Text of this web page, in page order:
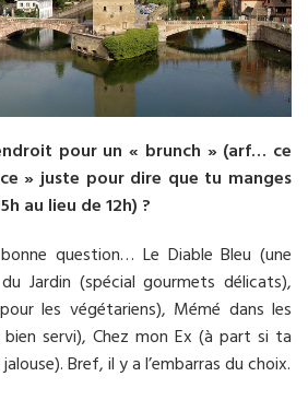
pour un « brunch » (arf… ce
» juste pour dire que tu manges
au lieu de 12h) ?
question… Le Diable Bleu (une
Jardin (spécial gourmets délicats),
les végétariens), Mémé dans les
servi), Chez mon Ex (à part si ta
Bref, il y a l’embarras du choix.